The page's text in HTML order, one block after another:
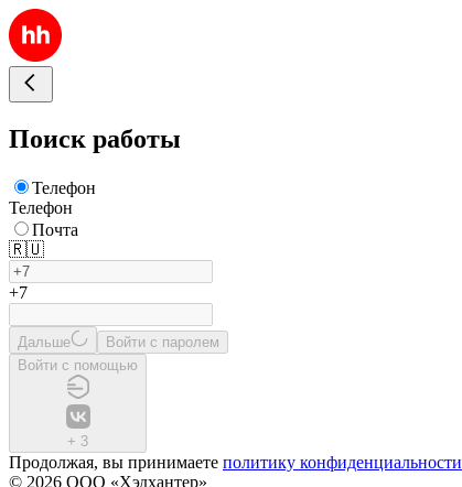
Поиск работы
Телефон
Телефон
Почта
🇷🇺
+7
Дальше
Войти с паролем
Войти с помощью
+ 3
Продолжая, вы принимаете политику конфиденциальности
© 2026 ООО «Хэдхантер»